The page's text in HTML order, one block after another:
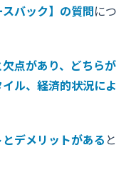
スバック】の質問につ
点があり、どちらが
ル、経済的状況によ
デメリットがある と